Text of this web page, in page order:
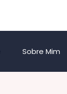
Sobre Mim